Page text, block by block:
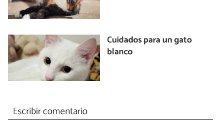
Cuidados para un gato
blanco
Escribir comentario